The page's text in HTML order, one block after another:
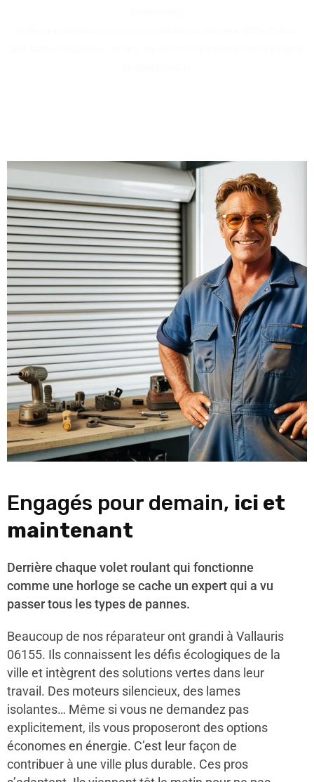
Engagés pour demain, ici et
maintenant
Derrière chaque volet roulant qui fonctionne
comme une horloge se cache un expert qui a vu
passer tous les types de pannes.
Beaucoup de nos réparateur ont grandi à Vallauris
06155. Ils connaissent les défis écologiques de la
ville et intègrent des solutions vertes dans leur
travail. Des moteurs silencieux, des lames
isolantes… Même si vous ne demandez pas
explicitement, ils vous proposeront des options
économes en énergie. C’est leur façon de
contribuer à une ville plus durable. Ces pros